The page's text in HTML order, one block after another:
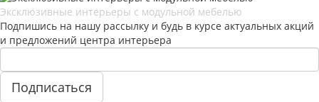
Эксклюзивные интерьеры с модульной мебелью
Подпишись на нашу рассылку и будь в курсе актуальных акций
и предложений центра интерьера